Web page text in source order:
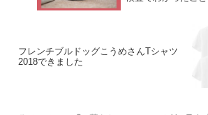
フレンチブルドッグこうめさんTシャツ
2018できました